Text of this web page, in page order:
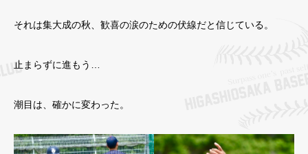
それは集大成の秋、歓喜の涙のための伏線だと信じている。
止まらずに進もう…
潮目は、確かに変わった。